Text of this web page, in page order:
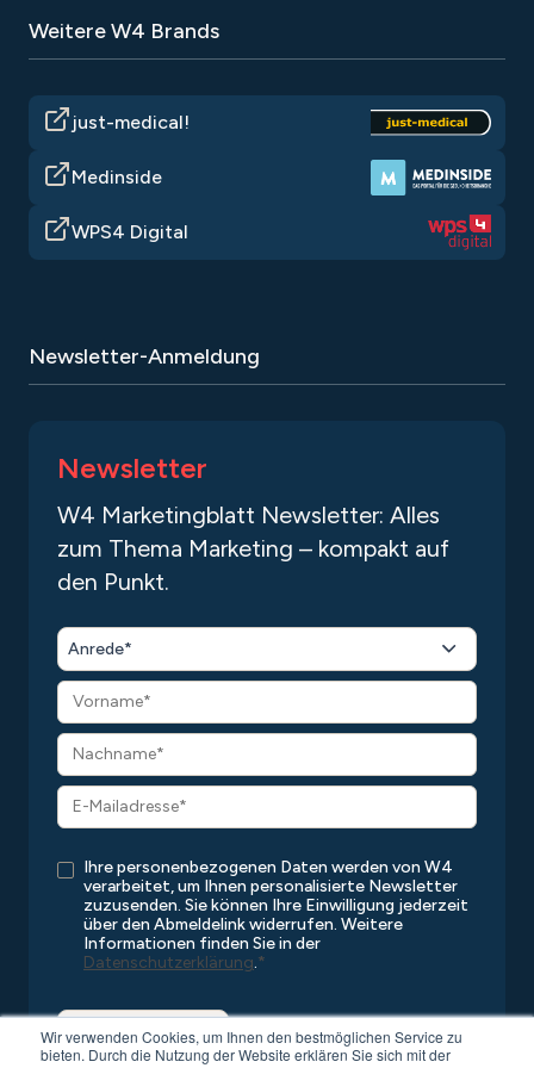
Wir verwenden Cookies, um Ihnen den bestmöglichen Service zu
bieten. Durch die Nutzung der Website erklären Sie sich mit der
Weitere W4 Brands
just-medical!
Medinside
WPS4 Digital
Newsletter-Anmeldung
Newsletter
W4 Marketingblatt Newsletter: Alles
zum Thema Marketing – kompakt auf
den Punkt.
Anrede*
Ihre personenbezogenen Daten werden von W4
verarbeitet, um Ihnen personalisierte Newsletter
zuzusenden. Sie können Ihre Einwilligung jederzeit
über den Abmeldelink widerrufen. Weitere
Informationen finden Sie in der
Datenschutzerklärung.*